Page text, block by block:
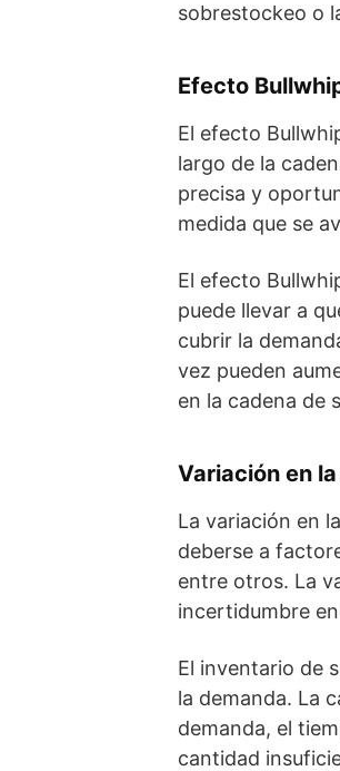
sobrestockeo o
Efecto
El efecto
largo de la
precisa y
medida que se
El efecto
puede llevar a
cubrir la
vez pueden
en la cadena de
Variación en
La variación en
deberse a
entre otros. La
incertidumbre
El inventario de
la demanda. La
demanda, el
cantidad